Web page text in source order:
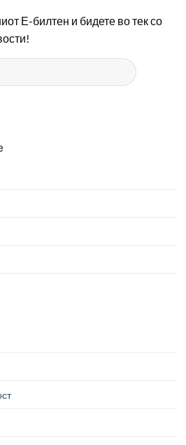
Е-билтен и бидете во тек со